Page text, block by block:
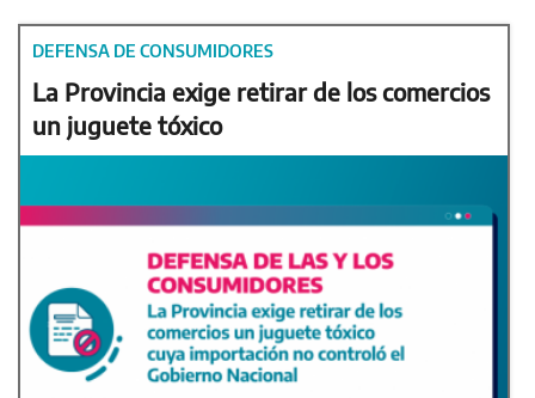
DEFENSA DE CONSUMIDORES
La Provincia exige retirar de los comercios
un juguete tóxico